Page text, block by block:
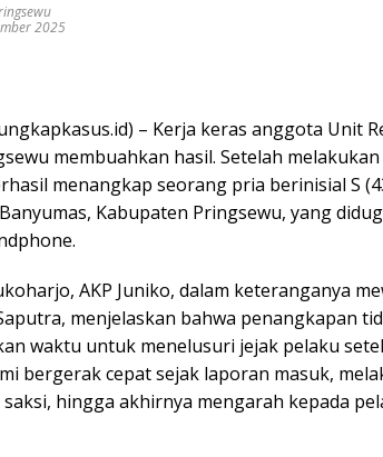
2025
– Kerja keras anggota Unit
membuahkan hasil. Setelah
menangkap seorang pria berinisial S
Kabupaten Pringsewu, yang
AKP Juniko, dalam keteranganya
menjelaskan bahwa penangkapan
waktu untuk menelusuri jejak pelaku
bergerak cepat sejak laporan masuk,
hingga akhirnya mengarah kepada